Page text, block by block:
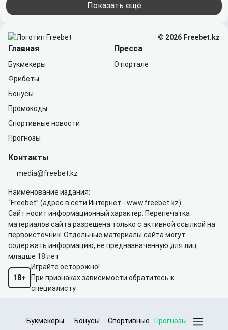
Показать ещё
© 2026 Freebet.kz
Главная
Букмекеры
Фрибеты
Бонусы
Промокоды
Спортивные новости
Прогнозы
Пресса
О портале
Контакты
media@freebet.kz
Наименование издания:
“Freebet” (адрес в сети Интернет - www.freebet.kz)
Сайт носит информационный характер. Перепечатка
материалов сайта разрешена только с активной ссылкой на
первоисточник. Отдельные материалы сайта могут
содержать информацию, не предназначенную для лиц
младше 18 лет
18+
Играйте осторожно!
При признаках зависимости обратитесь к
специалисту
Пользовательское соглашение
Букмекеры Бонусы
Спортивные
Прогнозы